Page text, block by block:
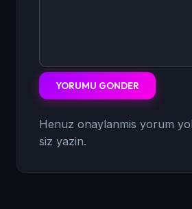
YORUMU GONDER
Henuz onaylanmis yorum
siz yazin.